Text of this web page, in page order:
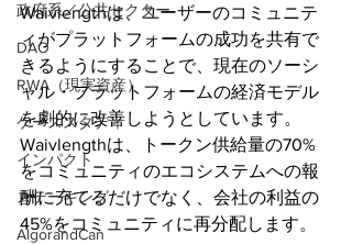
政府系／公共セクター
DAO
RWA（現実資産）
ケーススタディ
インパクト
ステーキング
AlgorandCan
Waivlengthは、ユーザーのコミュニテ
ィがプラットフォームの成功を共有で
きるようにすることで、現在のソーシ
ャル・プラットフォームの経済モデル
を劇的に改善しようとしています。
Waivlengthは、トークン供給量の70%
をコミュニティのエコシステムへの報
酬に充てるだけでなく、会社の利益の
45%をコミュニティに再分配します。